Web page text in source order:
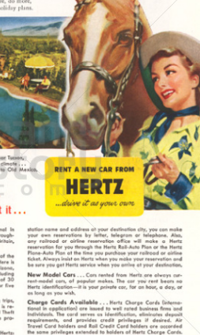
GmbH, 65760 Eschborn
1953